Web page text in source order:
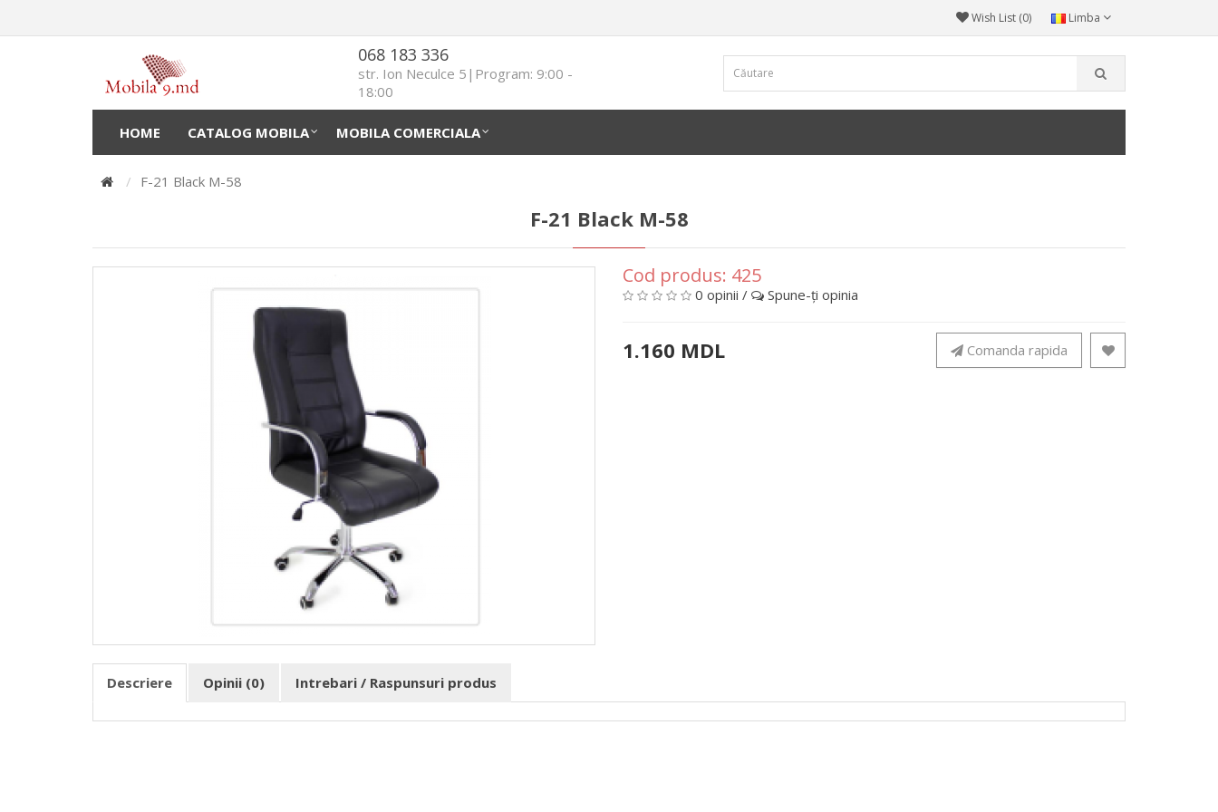
Limba
Wish List (0)
068 183 336
str. Ion Neculce 5|Program: 9:00 -
18:00
HOME CATALOG MOBILA MOBILA COMERCIALA
F-21 Black M-58
F-21 Black M-58
Cod produs: 425
0 opinii / Spune-ţi opinia
1.160 MDL Comanda rapida
Descriere Opinii (0) Intrebari / Raspunsuri produs